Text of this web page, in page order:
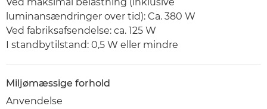
luminansændringer over tid): Ca. 380 W
Ved fabriksafsendelse: ca. 125 W
I standbytilstand: 0,5 W eller mindre
Miljømæssige forhold
Anvendelse